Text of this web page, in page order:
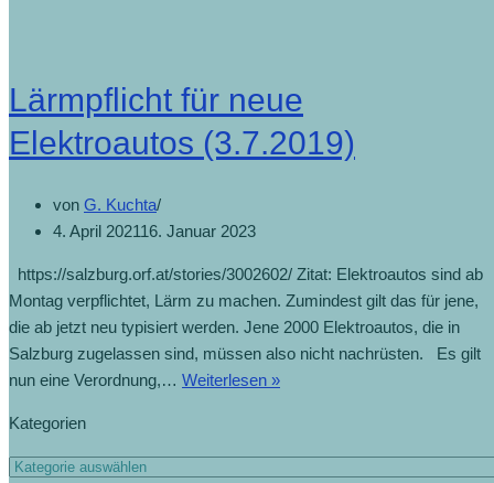
Lärmpflicht für neue
Elektroautos (3.7.2019)
von G. Kuchta
4. April 202116. Januar 2023
https://salzburg.orf.at/stories/3002602/ Zitat: Elektroautos sind ab
Montag verpflichtet, Lärm zu machen. Zumindest gilt das für jene,
die ab jetzt neu typisiert werden. Jene 2000 Elektroautos, die in
Salzburg zugelassen sind, müssen also nicht nachrüsten. Es gilt
nun eine Verordnung,… Weiterlesen »Lärmpflicht
Elektroautos
Kategorien
Kategorien